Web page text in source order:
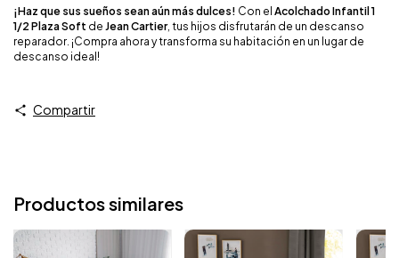
¡Haz que sus sueños sean aún más dulces! Con el Acolchado Infantil 1
1/2 Plaza Soft de Jean Cartier, tus hijos disfrutarán de un descanso
reparador. ¡Compra ahora y transforma su habitación en un lugar de
descanso ideal!
Compartir
Productos similares